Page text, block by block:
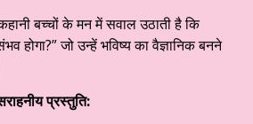
बच्चों के मन में सवाल उठाती है कि
होगा?” जो उन्हें भविष्य का वैज्ञानिक बनने
प्रस्तुति: